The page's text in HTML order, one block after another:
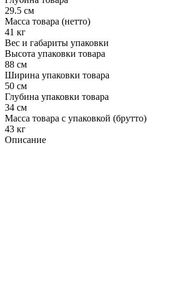
29.5 см
Масса товара (нетто)
41 кг
Вес и габариты упаковки
Высота упаковки товара
88 см
Ширина упаковки товара
50 см
Глубина упаковки товара
34 см
Масса товара с упаковкой (брутто)
43 кг
Описание